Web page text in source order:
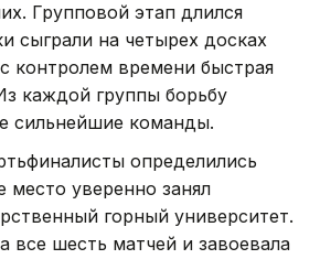
Групповой этап длился
сыграли на четырех досках
контролем времени быстрая
каждой группы борьбу
сильнейшие команды.
определились
место уверенно занял
горный университет.
все шесть матчей и завоевала